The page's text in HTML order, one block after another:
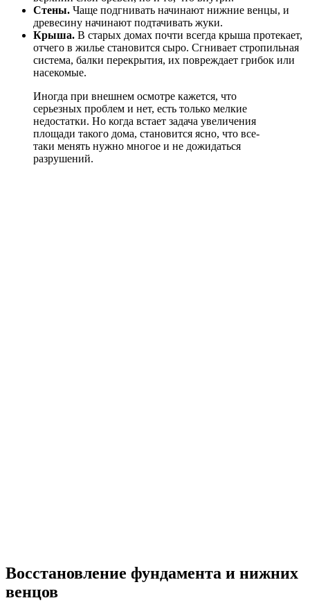
Стены. Чаще подгнивать начинают нижние венцы, и
древесину начинают подтачивать жуки.
Крыша. В старых домах почти всегда крыша протекает,
отчего в жилье становится сыро. Сгнивает стропильная
система, балки перекрытия, их повреждает грибок или
насекомые.
Иногда при внешнем осмотре кажется, что
серьезных проблем и нет, есть только мелкие
недостатки. Но когда встает задача увеличения
площади такого дома, становится ясно, что все-
таки менять нужно многое и не дожидаться
разрушений.
Восстановление фундамента и нижних
венцов